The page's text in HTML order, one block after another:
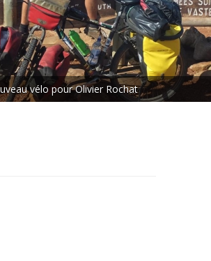
vélo pour Olivier Rochat